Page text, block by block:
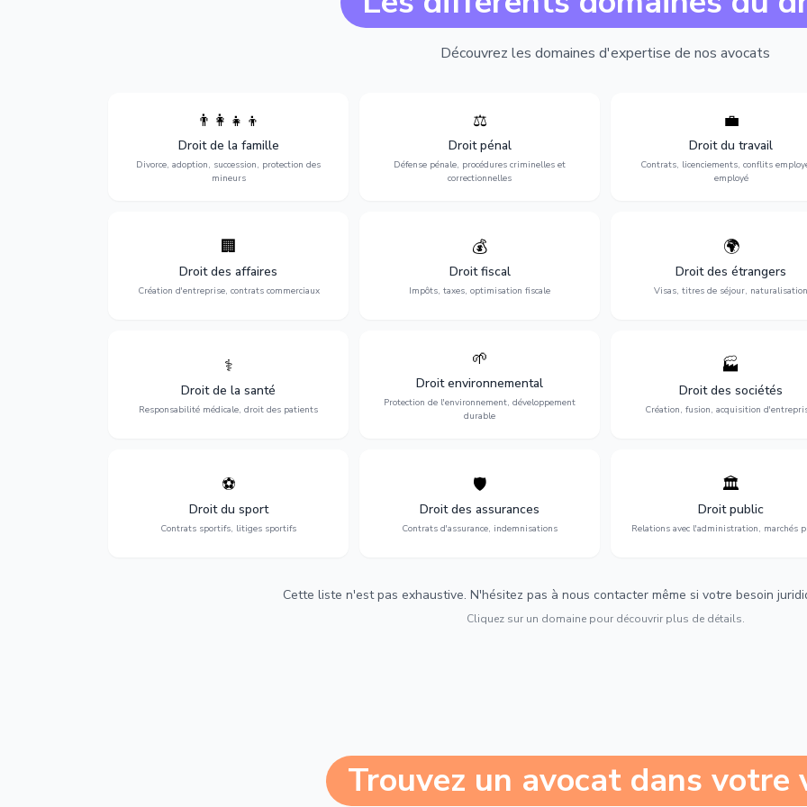
Découvrez les domaines d'expertise de nos avocats
👨‍👩‍👧‍👦
Droit de la famille
Divorce, adoption, succession, protection des
mineurs
succession et protection des personnes
vulnérables.
⚖️
Droit pénal
Défense pénale, procédures criminelles et
correctionnelles
Expertise en matière pénale, de
l'assistance en garde à vue jusqu'au
procès, pour toute affaire correctionnelle
ou criminelle.
💼
Droit du travail
Contrats, licenciements, conflits
employé
Protection de vos droits au
contrats, licenciements,
discrimination et conflits avec
l'employeur.
🏢
Droit des affaires
Création d'entreprise, contrats commerciaux
Accompagnement complet pour votre
entreprise : création, contrats
commerciaux, concurrence et litiges.
💰
Droit fiscal
Impôts, taxes, optimisation fiscale
Optimisation de votre situation fiscale :
déclarations, contentieux, contrôles
fiscaux et planification.
🌍
Droit des étrangers
Visas, titres de séjour, naturalisation
Obtention de vos droits de séjour :
cartes de séjour, regroupement
naturalisation.
⚕️
Droit de la santé
Responsabilité médicale, droit des patients
Défense de vos droits médicaux : erreurs
médicales, responsabilité des praticiens
et indemnisation.
🌱
Droit environnemental
Protection de l'environnement, développement
durable
environnementale, litiges et
développement durable.
🏭
Droit des sociétés
Création, fusion, acquisition
Structuration de votre société :
fusion-acquisition, gouvernance
restructuration.
⚽
Droit du sport
Contrats sportifs, litiges sportifs
Expertise en droit sportif : contrats de
sportifs, transferts, sponsoring et
contentieux.
🛡️
Droit des assurances
Contrats d'assurance, indemnisations
Défense de vos intérêts : contrats
d'assurance, sinistres et indemnisations
optimales.
🏛️
Droit public
Relations avec l'administration, marchés
Gestion de vos relations avec
l'administration : marchés
urbanisme et contentieux.
Cette liste n'est pas exhaustive. N'hésitez pas à nous contacter même si votre besoin
Cliquez sur un domaine pour découvrir plus de détails.
Trouvez un avocat dans votre